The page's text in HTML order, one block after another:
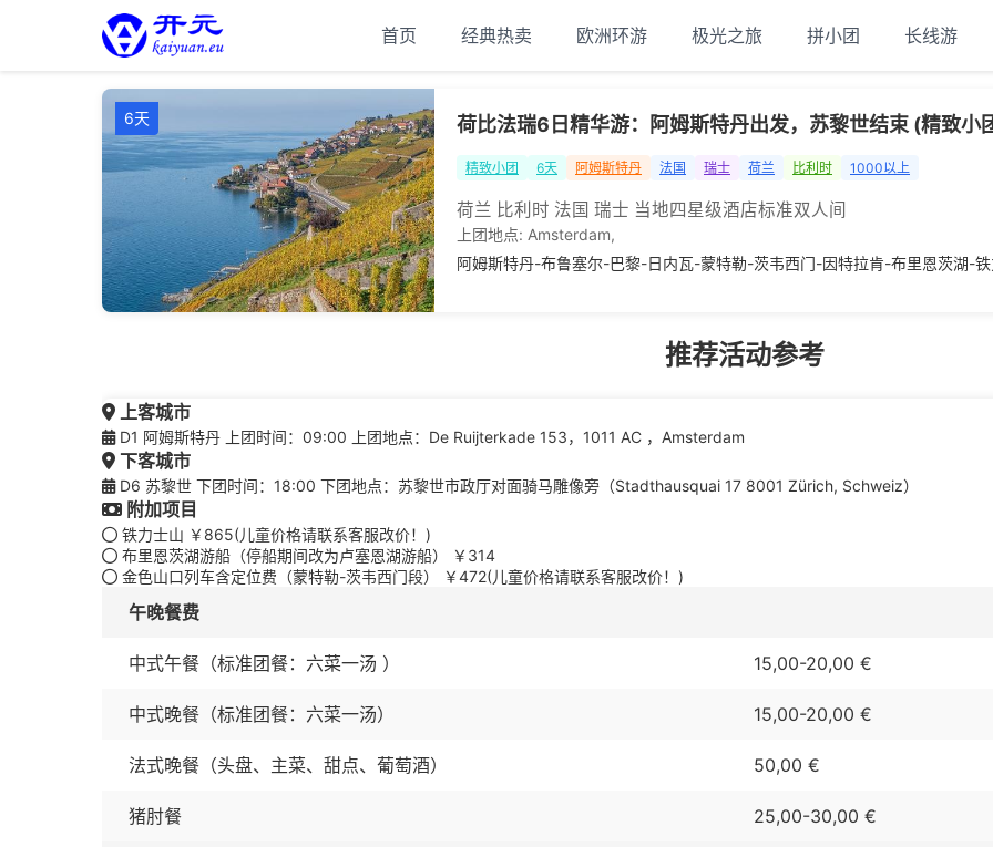
首页 经典热卖 欧洲环游 极光之旅 拼小团 长线游
6天 荷比法瑞6日精华游：阿姆斯特丹出发，苏黎世结束 (精致小
精致小团 6天 阿姆斯特丹 法国 瑞士 荷兰 比利时 1000以上
荷兰 比利时 法国 瑞士 当地四星级酒店标准双人间
上团地点: Amsterdam,
阿姆斯特丹-布鲁塞尔-巴黎-日内瓦-蒙特勒-茨韦西门-因特拉肯-布里恩茨湖-
推荐活动参考
上客城市
D1 阿姆斯特丹 上团时间：09:00 上团地点：De Ruijterkade 153，1011 AC ，Amsterdam
下客城市
D6 苏黎世 下团时间：18:00 下团地点：苏黎世市政厅对面骑马雕像旁（Stadthausquai 17 8001 Zürich, Schweiz）
附加项目
铁力士山 ￥865(儿童价格请联系客服改价！)
布里恩茨湖游船（停船期间改为卢塞恩湖游船） ￥314
金色山口列车含定位费（蒙特勒-茨韦西门段） ￥472(儿童价格请联系客服改价！)
午晚餐费
中式午餐（标准团餐：六菜一汤 ） 15,00-20,00 €
中式晚餐（标准团餐：六菜一汤） 15,00-20,00 €
法式晚餐（头盘、主菜、甜点、葡萄酒） 50,00 €
猪肘餐 25,00-30,00 €